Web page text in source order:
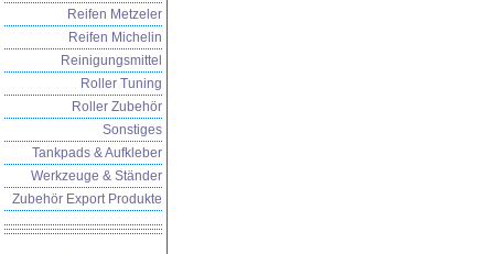
Reifen Metzeler
Reifen Michelin
Reinigungsmittel
Roller Tuning
Roller Zubehör
Sonstiges
Tankpads & Aufkleber
Werkzeuge & Ständer
Zubehör Export Produkte